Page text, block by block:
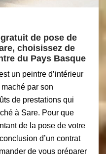
de pose de
choisissez de
du Pays Basque
un peintre d’intérieur
par son
de prestations qui
à Sare. Pour que
de la pose de votre
d’un contrat
de vous préparer